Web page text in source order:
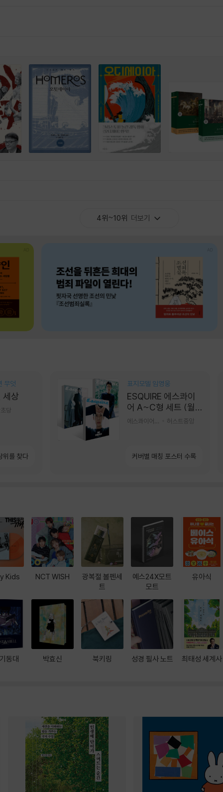
4위~10위 더보기
무엇
세상
당
위를 찾다
표지모델 임영웅
ESQUIRE 에스콰이
어 A~C형 세트 (월
간) : 9월 [2026]
허스트중앙
커버별 매칭 포스터 수록
Kids
동대
NCT WISH
박효신
광복절 볼펜세
트
북키링
예스24X모트
모트
성경 필사 노트
유아식
최태성 세계사